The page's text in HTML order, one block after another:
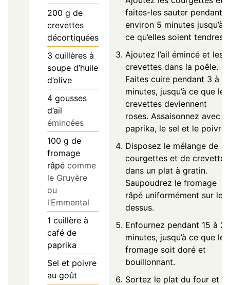
200 g de
crevettes
décortiquées
3 cuillères à
soupe d’huile
d’olive
4 gousses
d’ail
émincées
100 g de
fromage
râpé comme
le Gruyère
ou
l’Emmental
1 cuillère à
café de
paprika
Sel et poivre
au goût
faites-les sauter pendant
environ 5 minutes jusqu’à
ce qu’elles soient tendres.
Ajoutez l’ail émincé et les
crevettes dans la poêle.
Faites cuire pendant 3 à 4
minutes, jusqu’à ce que les
crevettes deviennent
roses. Assaisonnez avec le
paprika, le sel et le poivre.
Disposez le mélange de
courgettes et de crevettes
dans un plat à gratin.
Saupoudrez le fromage
râpé uniformément sur le
dessus.
Enfournez pendant 15 à 20
minutes, jusqu’à ce que le
fromage soit doré et
bouillonnant.
Sortez le plat du four et